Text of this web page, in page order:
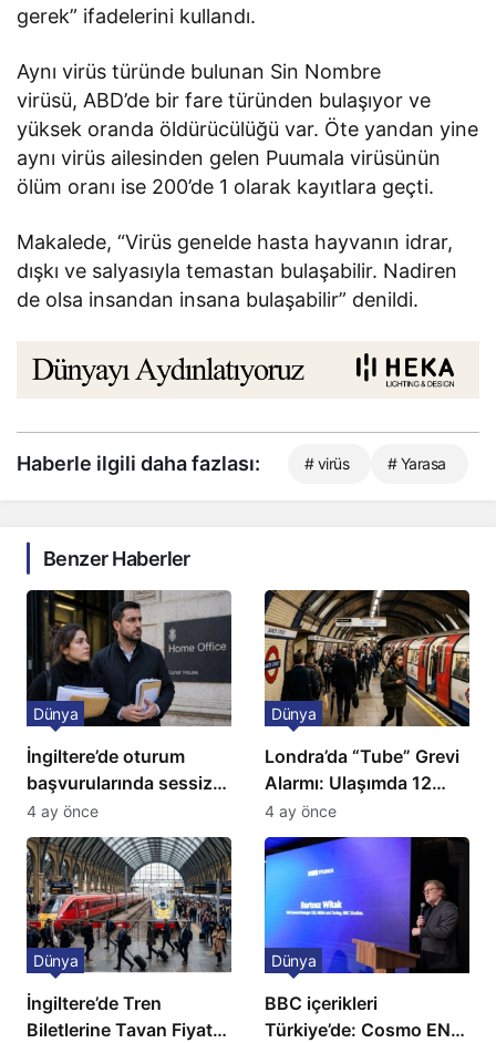
gerek” ifadelerini kullandı.
Aynı virüs türünde bulunan Sin Nombre
virüsü, ABD’de bir fare türünden bulaşıyor ve
yüksek oranda öldürücülüğü var. Öte yandan yine
aynı virüs ailesinden gelen Puumala virüsünün
ölüm oranı ise 200’de 1 olarak kayıtlara geçti.
Makalede, “Virüs genelde hasta hayvanın idrar,
dışkı ve salyasıyla temastan bulaşabilir. Nadiren
de olsa insandan insana bulaşabilir” denildi.
Haberle ilgili daha fazlası: # virüs # Yarasa
Benzer Haberler
İngiltere’de oturum
başvurularında sessiz
kriz: Büyükelçilikten
açıklama!
Dünya
4 ay önce
Londra’da “Tube” Grevi
Alarmı: Ulaşımda 12
Günlük Kaos Kapıda
Dünya
4 ay önce
İngiltere’de Tren
Biletlerine Tavan Fiyat:
Dünya
BBC içerikleri
Türkiye’de: Cosmo EN
Dünya